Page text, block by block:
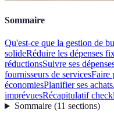
Sommaire
Qu'est-ce que la gestion de
solideRéduire les dépenses
réductionsSuivre ses
fournisseurs de servicesFaire
économiesPlanifier ses achats
imprévuesRécapitulatif
Sommaire(11 sections)